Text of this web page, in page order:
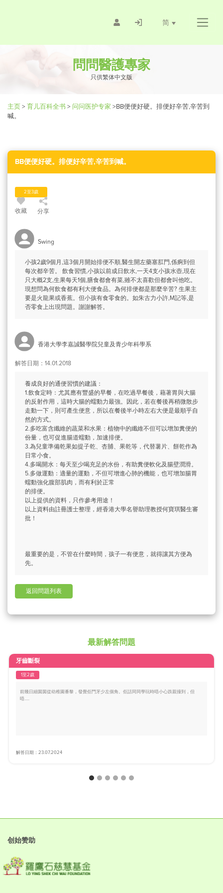
简
問問醫護專家
只供繁体中文版
主页> 育儿百科全书 > 问问医护专家 >BB便便好硬。排便好辛苦,辛苦到
喊。
BB便便好硬。排便好辛苦,辛苦到喊。
2至3歲
收藏 分享
Swing
小孩2歲9個月,這3個月開始排便不順,醫生開左藥塞肛門,係痾到但
每次都辛苦。 飲食習慣,小孩以前成日飲水,一天4支小孩水壺,現在
只大概2支,生果每天1個,膳食都會有菜,雖不太喜歡但都會叫他吃。
現想問為何飲食都有利大便食品。為何排便都是那麼辛苦? 生果主
要是火龍果或香蕉。但小孩有食零食的。如朱古力小許,M記等,是
否零食上出現問題。謝謝解答。
香港大學李嘉誠醫學院兒童及青少年科學系
解答日期：14.01.2018
養成良好的通便習慣的建議：
1.飲食定時：尤其應有豐盛的早餐，在吃過早餐後，藉著胃與大腸
的反射作用，這時大腸的蠕動力最強。因此，若在餐後再稍微散步
走動一下，則可產生便意，所以在餐後半小時左右大便是最順乎自
然的方式。
2.多吃富含纖維的蔬菜和水果：植物中的纖維不但可以增加糞便的
份量，也可促進腸道蠕動，加速排便。
3.為兒童準備乾果如提子乾、杏脯、果乾等，代替薯片、餅乾作為
日常小食。
4.多喝開水：每天至少喝充足的水份，有助糞便軟化及腸壁潤滑。
5.多做運動：適量的運動，不但可增進心肺的機能，也可增加腸胃
蠕動強化腹部肌肉，而有利於正常
的排便。
以上提供的資料，只作參考用途！
以上資料由註冊護士整理，經香港大學名譽助理教授何寶琪醫生審
批！
最重要的是，不管在什麼時間，孩子一有便意，就得讓其方便為
先。
返回問題列表
最新解答問題
牙齒斷裂
1至2歲
前幾日細囡囡從幼稚園番黎，發覺佢門牙少左個角。佢話同同學玩時唔小心跌親撞到，但
唔.....
解答日期：23.07.2024
创始赞助